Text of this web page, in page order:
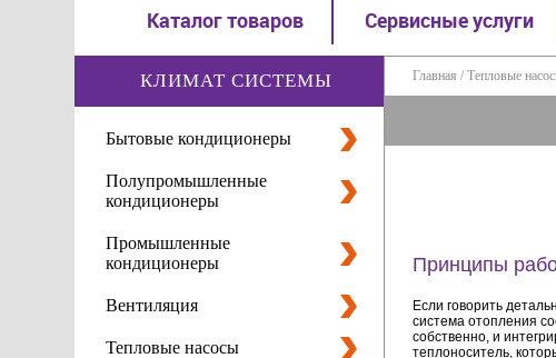
Каталог товаров Сервисные услуги
КЛИМАТ СИСТЕМЫ
Бытовые кондиционеры
Полупромышленные
кондиционеры
Промышленные
кондиционеры
Вентиляция
Тепловые насосы
Главная / Тепловые
Принципы
Если говорить
система отопления
собственно, и
теплоноситель,